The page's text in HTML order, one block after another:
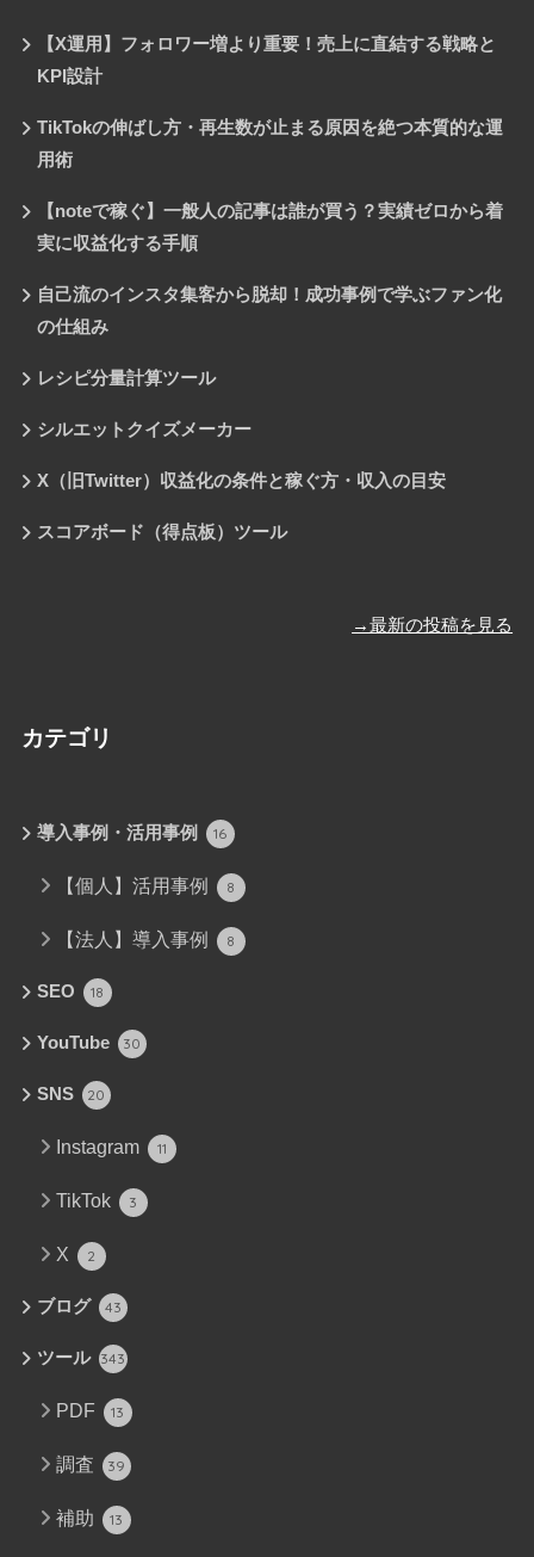
【X運用】フォロワー増より重要！売上に直結する戦略と
KPI設計
TikTokの伸ばし方・再生数が止まる原因を絶つ本質的な運
用術
【noteで稼ぐ】一般人の記事は誰が買う？実績ゼロから着
実に収益化する手順
自己流のインスタ集客から脱却！成功事例で学ぶファン化
の仕組み
レシピ分量計算ツール
シルエットクイズメーカー
X（旧Twitter）収益化の条件と稼ぐ方・収入の目安
スコアボード（得点板）ツール
→最新の投稿を見る
カテゴリ
導入事例・活用事例 16
【個人】活用事例 8
【法人】導入事例 8
SEO 18
YouTube 30
SNS 20
Instagram 11
TikTok 3
X 2
ブログ 43
ツール 343
PDF 13
調査 39
補助 13